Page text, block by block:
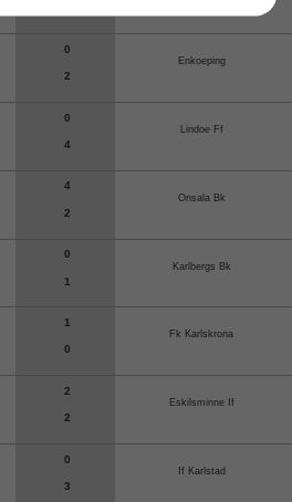
0
2
Enkoeping
0
4
Lindoe Ff
4
2
Onsala Bk
0
1
Karlbergs Bk
1
0
Fk Karlskrona
2
2
Eskilsminne If
0
3
If Karlstad